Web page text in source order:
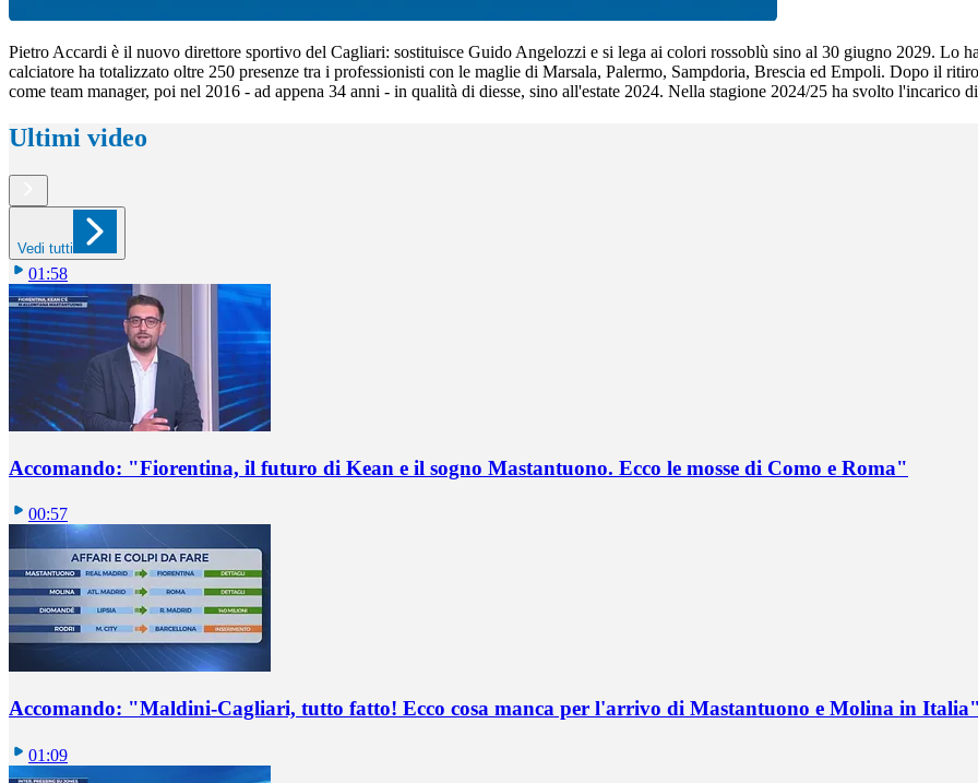
Pietro Accardi è il nuovo direttore sportivo del Cagliari: sostituisce Guido Angelozzi e si lega ai colori rossoblù sino al 30 giugno 2029. Lo
calciatore ha totalizzato oltre 250 presenze tra i professionisti con le maglie di Marsala, Palermo, Sampdoria, Brescia ed Empoli. Dopo il
come team manager, poi nel 2016 - ad appena 34 anni - in qualità di diesse, sino all'estate 2024. Nella stagione 2024/25 ha svolto l'incarico
Ultimi video
Vedi tutti
01:58
Accomando: "Fiorentina, il futuro di Kean e il sogno Mastantuono. Ecco le mosse di Como e Roma"
00:57
Accomando: "Maldini-Cagliari, tutto fatto! Ecco cosa manca per l'arrivo di Mastantuono e Molina in
01:09